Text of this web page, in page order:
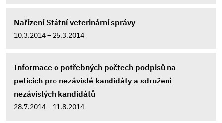
Nařízení Státní veterinární správy
10.3.2014 – 25.3.2014
Informace o potřebných počtech podpisů na
peticích pro nezávislé kandidáty a sdružení
nezávislých kandidátů
28.7.2014 – 11.8.2014